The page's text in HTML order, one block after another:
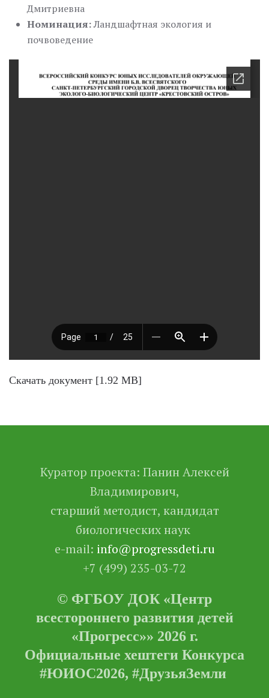
Дмитриевна
Номинация:Ландшафтная экология и
почвоведение
Скачать документ [1.92 MB]
Куратор проекта: Панин Алексей
Владимирович,
старший методист, кандидат
биологических наук
e-mail: info@progressdeti.ru
+7 (499) 235-03-72
© ФГБОУ ДОК «Центр
всестороннего развития детей
«Прогресс»» 2026 г.
Официальные хештеги Конкурса
#ЮИОС2026, #ДрузьяЗемли